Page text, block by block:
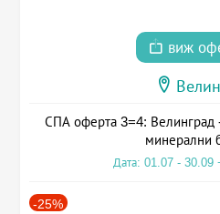
виж
СПА оферта 3=4: Велинград
минерални
Дата: 01.07 - 30.09
-25%